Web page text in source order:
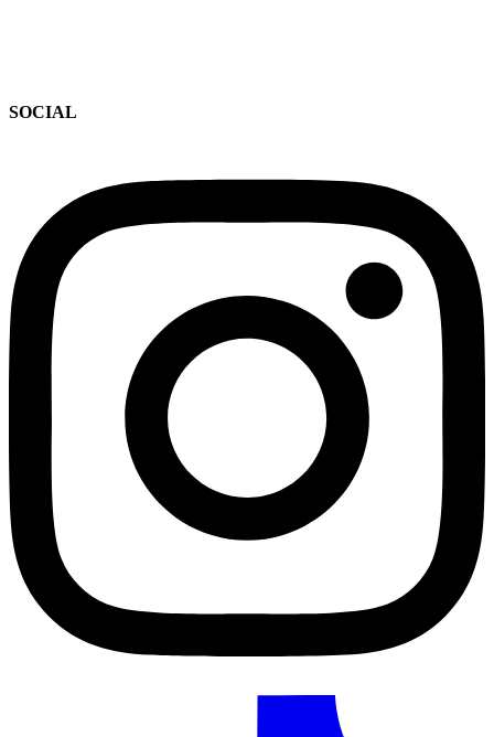
SOCIAL